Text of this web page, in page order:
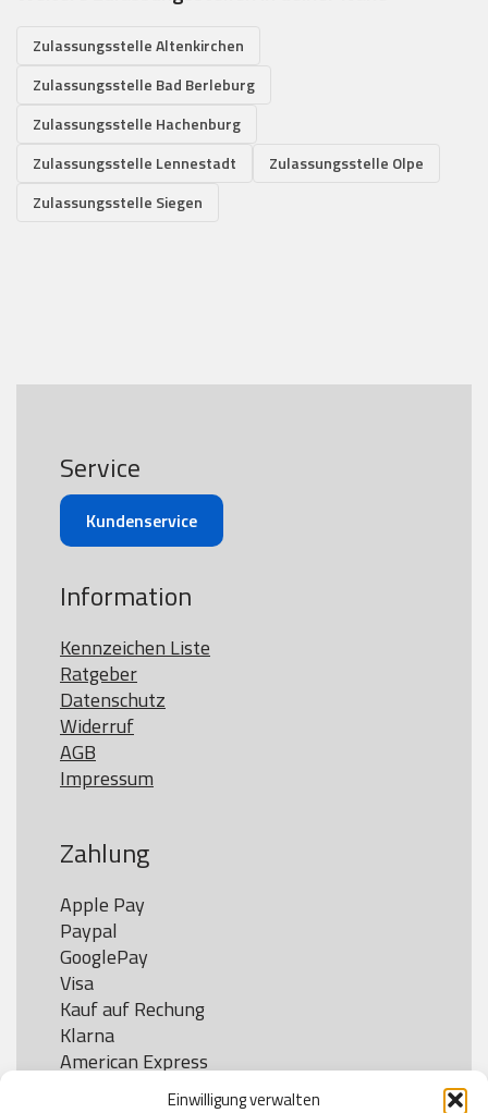
Einwilligung verwalten
Zulassungsstelle Altenkirchen
Zulassungsstelle Bad Berleburg
Zulassungsstelle Hachenburg
Zulassungsstelle Lennestadt
Zulassungsstelle Olpe
Zulassungsstelle Siegen
Service
Kundenservice
Information
Kennzeichen Liste
Ratgeber
Datenschutz
Widerruf
AGB
Impressum
Zahlung
Apple Pay
Paypal
GooglePay
Visa
Kauf auf Rechung
Klarna
American Express